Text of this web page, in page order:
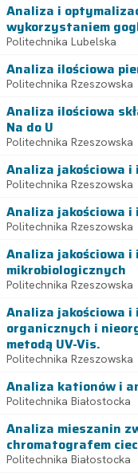
Analiza i
wykorzystaniem
Politechnika Lubelska
Analiza ilościowa
Politechnika Rzeszowska
Analiza ilościowa
Na do U
Politechnika Rzeszowska
Analiza jakościowa i
Politechnika Rzeszowska
Analiza jakościowa i
Politechnika Rzeszowska
Analiza jakościowa i
mikrobiologicznych
Politechnika Rzeszowska
Analiza jakościowa i
organicznych i
metodą UV-Vis.
Politechnika Rzeszowska
Analiza kationów i
Politechnika Białostocka
Analiza mieszanin
chromatografem
Politechnika Białostocka